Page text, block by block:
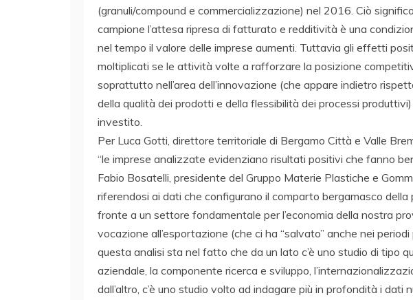
(granuli/compound e commercializzazione) nel 2016. Ciò
campione l’attesa ripresa di fatturato e redditività è una
nel tempo il valore delle imprese aumenti. Tuttavia gli effetti
moltiplicati se le attività volte a rafforzare la posizione
soprattutto nell’area dell’innovazione (che appare indietro
della qualità dei prodotti e della flessibilità dei processi
investito.
Per Luca Gotti, direttore territoriale di Bergamo Città e Valle
“le imprese analizzate evidenziano risultati positivi che fanno
Fabio Bosatelli, presidente del Gruppo Materie Plastiche e
riferendosi ai dati che configurano il comparto bergamasco della
fronte a un settore fondamentale per l’economia della nostra
vocazione all’esportazione (che ci ha “salvato” anche nei periodi
questa analisi sta nel fatto che da un lato c’è uno studio di tipo
aziendale, la componente ricerca e sviluppo,
dall’altro, c’è uno studio volto ad indagare più in profondità i dati